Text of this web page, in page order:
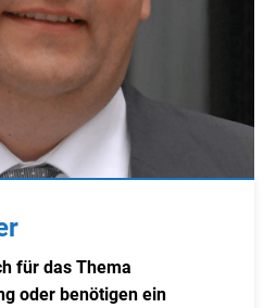
für das Thema
oder benötigen ein